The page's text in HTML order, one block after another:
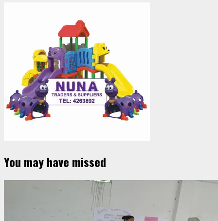
You may have missed